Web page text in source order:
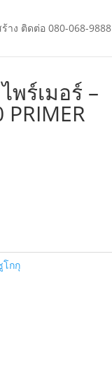
าง ติดต่อ 080-068-9888
พร์เมอร์ –
โกกุ